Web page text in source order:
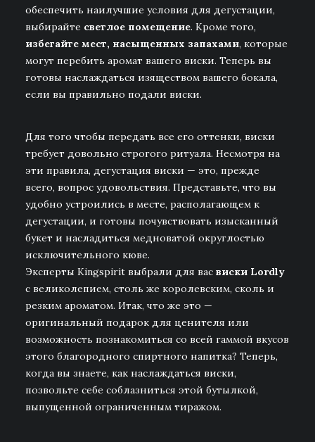
обеспечить наилучшие условия для дегустации,
выбирайте светлое помещение. Кроме того,
избегайте мест, насыщенных запахами, которые
могут перебить аромат вашего виски. Теперь вы
готовы наслаждаться изяществом вашего бокала,
если вы правильно подали виски.
Для того чтобы передать все его оттенки, виски
требует довольно строгого ритуала. Несмотря на
эти правила, дегустация виски — это, прежде
всего, вопрос удовольствия. Представьте, что вы
удобно устроились в месте, располагающем к
дегустации, и готовы почувствовать изысканный
букет и насладиться медноватой округлостью
исключительного кюве.
Эксперты Kingspirit выбрали для вас виски Lordly
с великолепием, столь же королевским, сколь и
резким ароматом. Итак, что же это —
оригинальный подарок для ценителя или
возможность познакомиться со всей гаммой вкусов
этого благородного спиртного напитка? Теперь,
когда вы знаете, как наслаждаться виски,
позвольте себе соблазниться этой бутылкой,
выпущенной ограниченным тиражом.